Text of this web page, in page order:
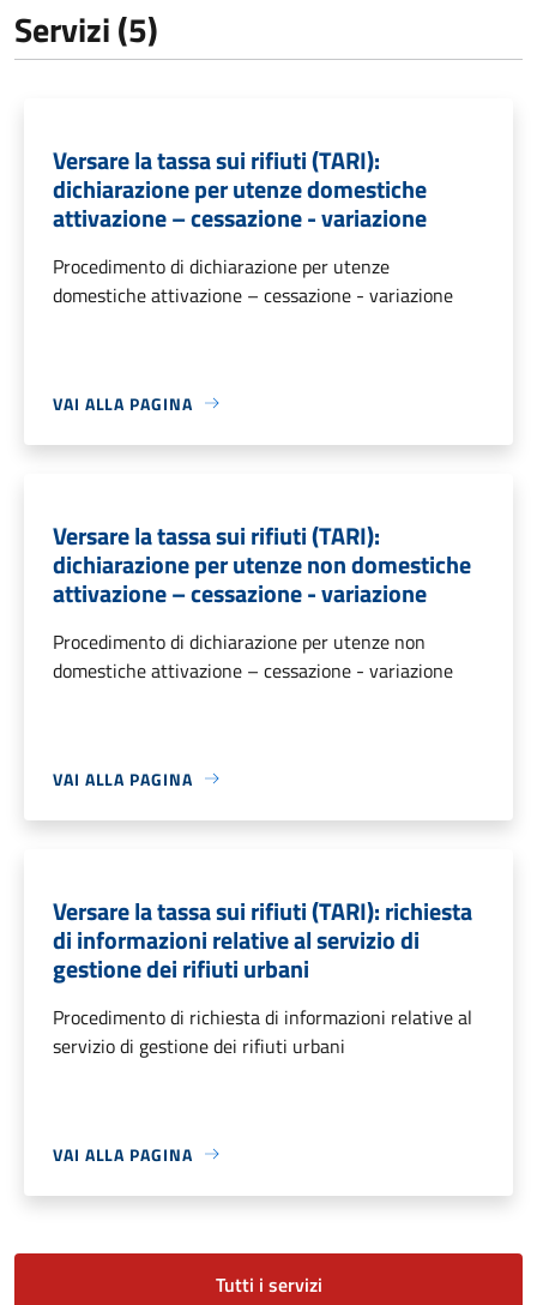
Servizi (5)
Versare la tassa sui rifiuti (TARI):
dichiarazione per utenze domestiche
attivazione – cessazione - variazione
Procedimento di dichiarazione per utenze
domestiche attivazione – cessazione - variazione
VAI ALLA PAGINA
Versare la tassa sui rifiuti (TARI):
dichiarazione per utenze non domestiche
attivazione – cessazione - variazione
Procedimento di dichiarazione per utenze non
domestiche attivazione – cessazione - variazione
VAI ALLA PAGINA
Versare la tassa sui rifiuti (TARI): richiesta
di informazioni relative al servizio di
gestione dei rifiuti urbani
Procedimento di richiesta di informazioni relative al
servizio di gestione dei rifiuti urbani
VAI ALLA PAGINA
Tutti i servizi